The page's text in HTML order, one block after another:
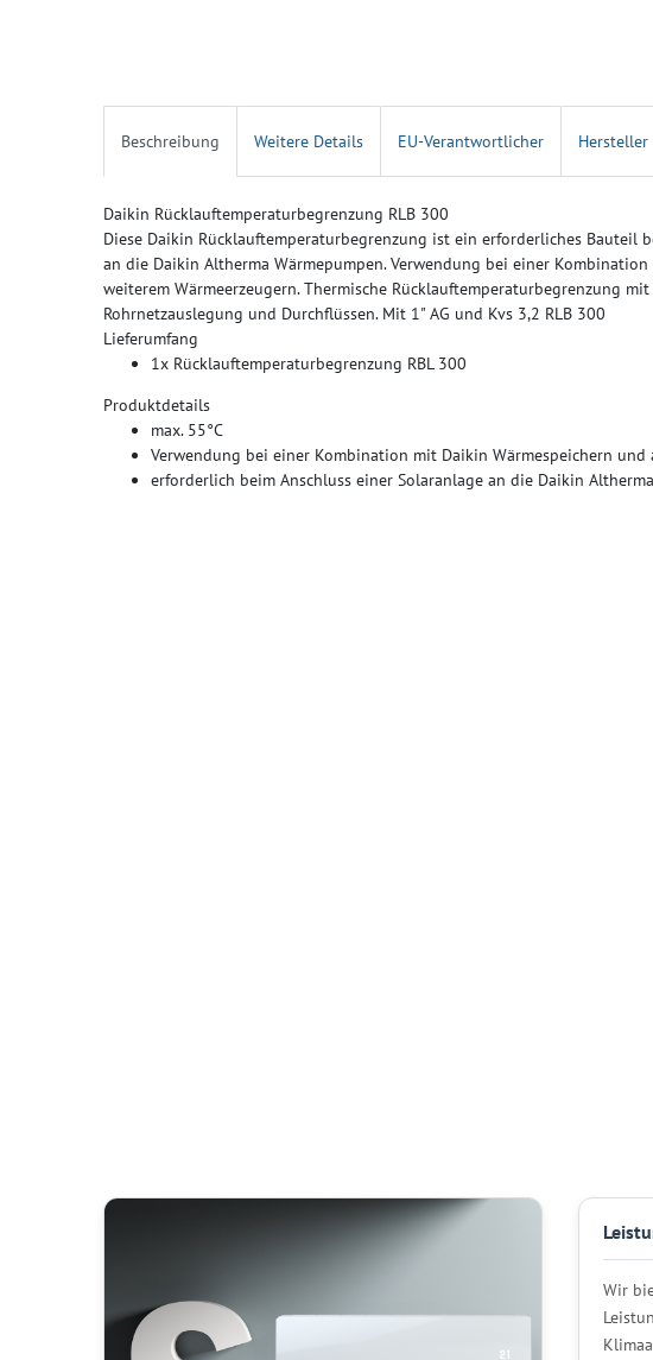
Beschreibung Weitere Details EU-Verantwortlicher Hersteller
Daikin Rücklauftemperaturbegrenzung RLB 300
Diese Daikin Rücklauftemperaturbegrenzung ist ein erforderliches Bauteil
an die Daikin Altherma Wärmepumpen. Verwendung bei einer
weiterem Wärmeerzeugern. Thermische Rücklauftemperaturbegrenzung mit
Rohrnetzauslegung und Durchflüssen. Mit 1" AG und Kvs 3,2 RLB 300
Lieferumfang
1x Rücklauftemperaturbegrenzung RBL 300
Produktdetails
max. 55°C
Verwendung bei einer Kombination mit Daikin Wärmespeichern und
erforderlich beim Anschluss einer Solaranlage an die Daikin
Wir